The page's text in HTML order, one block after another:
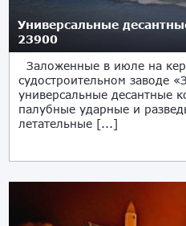
Универсальные
23900
Заложенные в июле на
судостроительном заводе
универсальные десантные
палубные ударные и
летательные [...]